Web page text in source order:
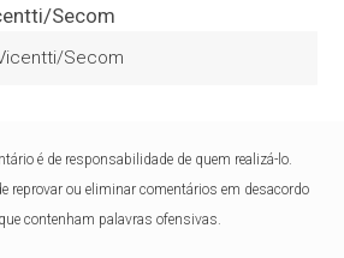
Secom
é de responsabilidade de quem realizá-lo.
reprovar ou eliminar comentários em desacordo
contenham palavras ofensivas.